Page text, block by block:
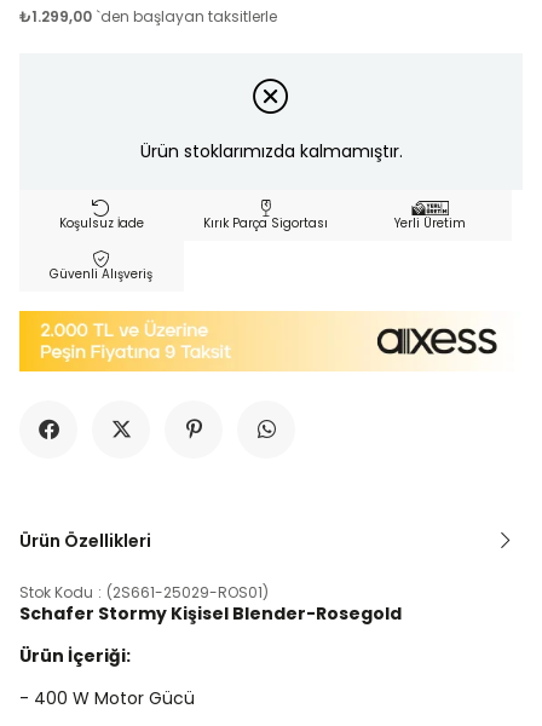
₺1.299,00 `den başlayan taksitlerle
Ürün stoklarımızda kalmamıştır.
Koşulsuz İade Kırık Parça Sigortası Yerli Üretim
Güvenli Alışveriş
Ürün Özellikleri
Stok Kodu (2S661-25029-ROS01)
Schafer Stormy Kişisel Blender-Rosegold
Ürün İçeriği:
- 400 W Motor Gücü